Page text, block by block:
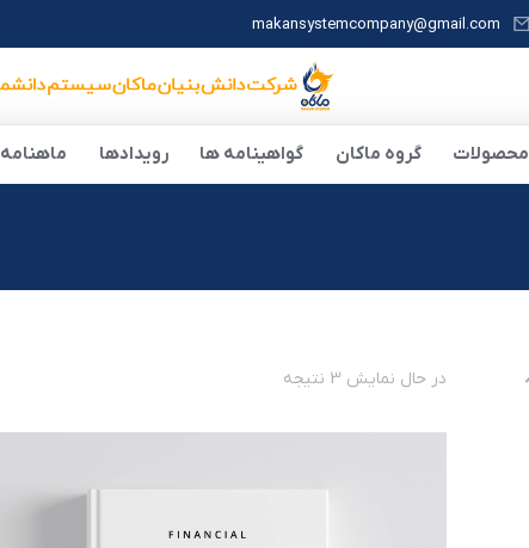
makansystemcompany@gmail.com
محصولات گروه ماکان گواهینامه ها رویدادها ماهنامه
در حال نمایش 3 نتیجه